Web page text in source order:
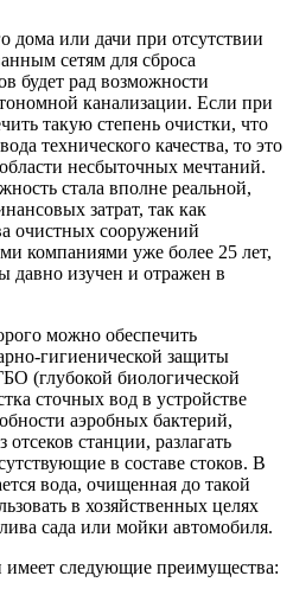
дома или дачи при отсутствии
сетям для сброса
будет рад возможности
канализации. Если при
такую степень очистки, что
технического качества, то это
несбыточных мечтаний.
стала вполне реальной,
затрат, так как
очистных сооружений
компаниями уже более 25 лет,
давно изучен и отражен в
можно обеспечить
гигиенической защиты
(глубокой биологической
сточных вод в устройстве
аэробных бактерий,
станции, разлагать
в составе стоков. В
вода, очищенная до такой
в хозяйственных целях
сада или мойки автомобиля.
имеет следующие преимущества: